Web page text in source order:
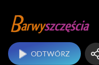
ODTWÓRZ